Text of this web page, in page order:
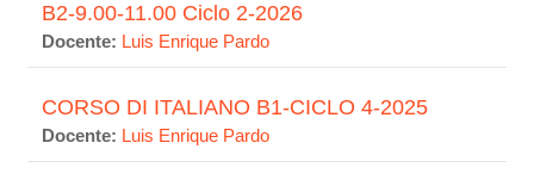
rispondere a domande analoghe (il luogo dove abita, le
persone che conosce, le cose che possiede).
l'interlocutore parli lentamente e chiaramente e sia
disposto a collaborare.
B2-9.00-11.00 Ciclo 2-2026
Docente: Luis Enrique Pardo
CORSO DI ITALIANO B1-CICLO 4-2025
Docente: Luis Enrique Pardo